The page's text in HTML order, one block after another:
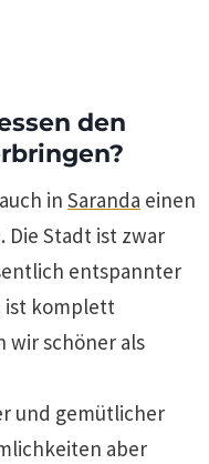
den
in Saranda einen
Die Stadt ist zwar
entspannter
ist komplett
wir schöner als
und gemütlicher
aber